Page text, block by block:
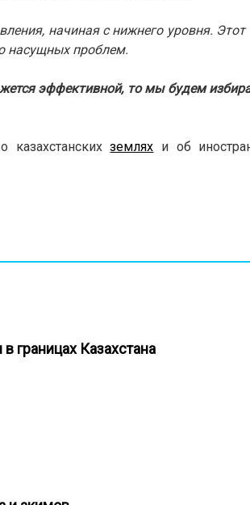
начиная с нижнего уровня.
насущных проблем.
эффективной, то мы будем
казахстанскихземлях и об
границах Казахстана